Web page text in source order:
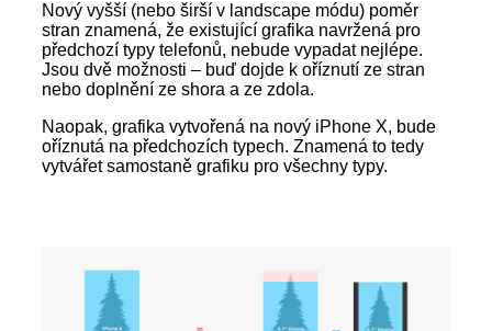
Nový vyšší (nebo širší v landscape módu) poměr
stran znamená, že existující grafika navržená pro
předchozí typy telefonů, nebude vypadat nejlépe.
Jsou dvě možnosti – buď dojde k oříznutí ze stran
nebo doplnění ze shora a ze zdola.
Naopak, grafika vytvořená na nový iPhone X, bude
oříznutá na předchozích typech. Znamená to tedy
vytvářet samostaně grafiku pro všechny typy.